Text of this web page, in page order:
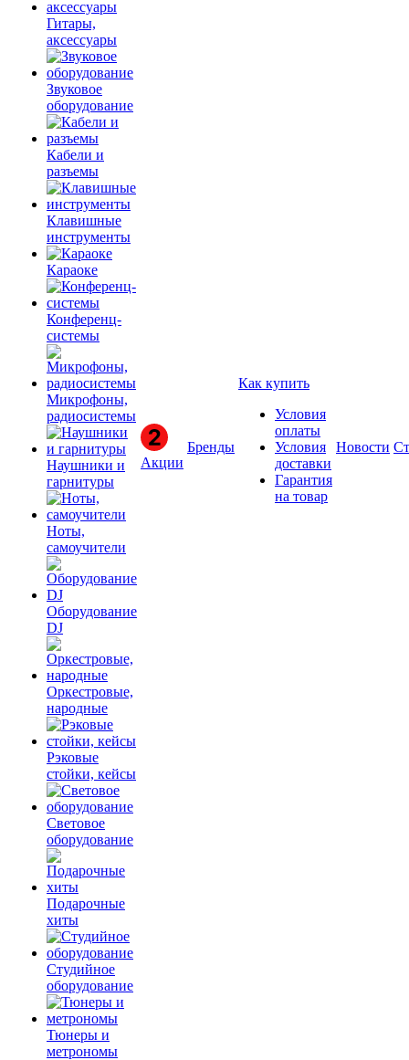
Гитары,
аксессуары
Звуковое
оборудование
Кабели и
разъемы
Клавишные
инструменты
Караоке
Конференц-
системы
Микрофоны,
радиосистемы
Наушники и
гарнитуры
Ноты,
самоучители
Оборудование
DJ
Оркестровые,
народные
Рэковые
стойки, кейсы
Световое
оборудование
Подарочные
хиты
Студийное
оборудование
Тюнеры и
метрономы
Акции
Бренды
Как купить
Условия
оплаты
Условия
доставки
Гарантия
на товар
Новости